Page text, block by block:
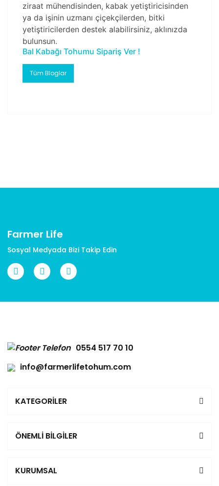
ziraat mühendisinden, kabak yetiştiricisinden
ya da işinin uzmanı çiçekçilerden, bitki
yetiştiricilerden destek alabilirsiniz, aklınızda
bulunsun.
Bal Kabağı Tohumu Sipariş Ver !
Tüm Bloglar
Farmer Life
Sosyal Medyada Bizi Takip Edin
0554 517 70 10
info@farmerlifetohum.com
KATEGORİLER
ÖNEMLİ BİLGİLER
KURUMSAL